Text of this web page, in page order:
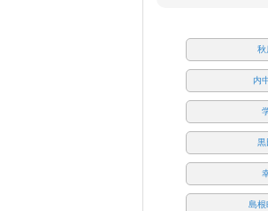
秋
内
黒
島根